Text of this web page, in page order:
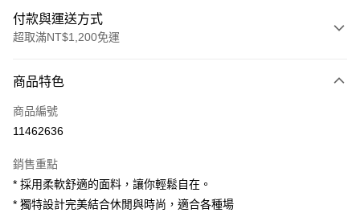
付款與運送方式
超取滿NT$1,200免運
信用卡一次付款
超商取貨付款
Apple Pay
街口支付
商品特色
商品編號
11462636
銷售重點
* 採用柔軟舒適的面料，讓你輕鬆自在。
* 獨特設計完美結合休閒與時尚，適合各種場